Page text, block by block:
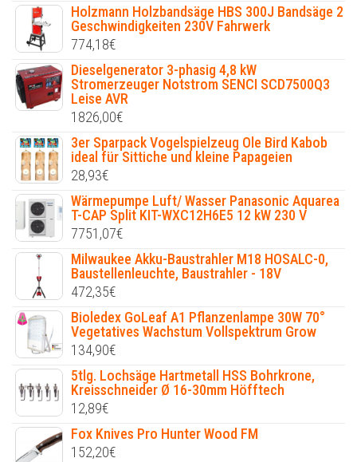
Holzmann Holzbandsäge HBS 300J Bandsäge 2
Geschwindigkeiten 230V Fahrwerk
774,18€
Dieselgenerator 3-phasig 4,8 kW
Stromerzeuger Notstrom SENCI SCD7500Q3
Leise AVR
1826,00€
3er Sparpack Vogelspielzeug Ole Bird Kabob
ideal für Sittiche und kleine Papageien
28,93€
Wärmepumpe Luft/ Wasser Panasonic Aquarea
T-CAP Split KIT-WXC12H6E5 12 kW 230 V
7751,07€
Milwaukee Akku-Baustrahler M18 HOSALC-0,
Baustellenleuchte, Baustrahler - 18V
472,35€
Bioledex GoLeaf A1 Pflanzenlampe 30W 70°
Vegetatives Wachstum Vollspektrum Grow
134,90€
5tlg. Lochsäge Hartmetall HSS Bohrkrone,
Kreisschneider Ø 16-30mm Höfftech
12,89€
Fox Knives Pro Hunter Wood FM
152,20€